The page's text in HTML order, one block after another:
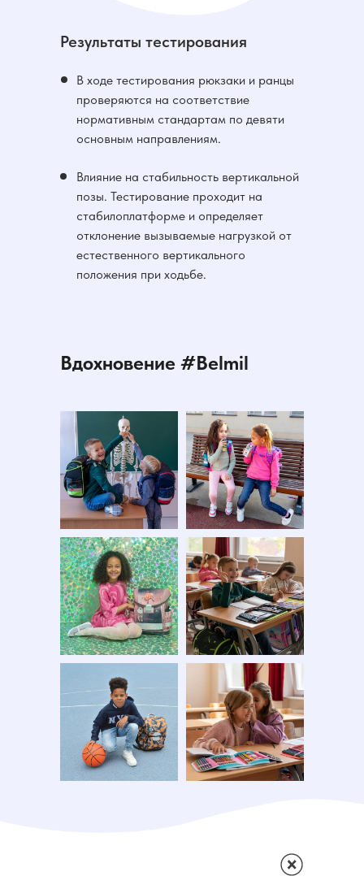
В ходе тестирования рюкзаки и ранцы
проверяются на соответствие
нормативным стандартам по девяти
основным направлениям.
Влияние на стабильность вертикальной
позы. Тестирование проходит на
стабилоплатформе и определяет
отклонение вызываемые нагрузкой от
естественного вертикального
положения при ходьбе.
Результаты тестирования
Вдохновение #Belmil